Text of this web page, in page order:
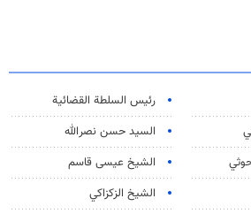
رئیس السلطة القضائیة
السيد حسن نصرالله
الشيخ عيسى قاسم
الشيخ الزكزاكي